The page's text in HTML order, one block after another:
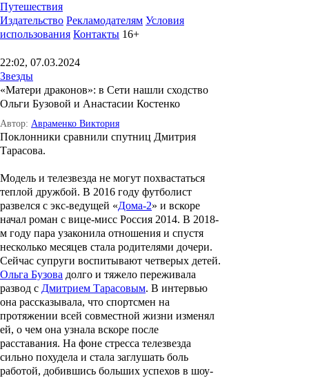
Путешествия
Издательство Рекламодателям Условия
использования Контакты 16+
22:02, 07.03.2024
Звезды
«Матери драконов»: в Сети нашли сходство
Ольги Бузовой и Анастасии Костенко
Автор: Авраменко Виктория
Поклонники сравнили спутниц Дмитрия
Тарасова.
Модель и телезвезда не могут похвастаться
теплой дружбой. В 2016 году футболист
развелся с экс-ведущей «Дома-2» и вскоре
начал роман с вице-мисс Россия 2014. В 2018-
м году пара узаконила отношения и спустя
несколько месяцев стала родителями дочери.
Сейчас супруги воспитывают четверых детей.
Ольга Бузова долго и тяжело переживала
развод с Дмитрием Тарасовым. В интервью
она рассказывала, что спортсмен на
протяжении всей совместной жизни изменял
ей, о чем она узнала вскоре после
расставания. На фоне стресса телезвезда
сильно похудела и стала заглушать боль
работой, добившись больших успехов в шоу-